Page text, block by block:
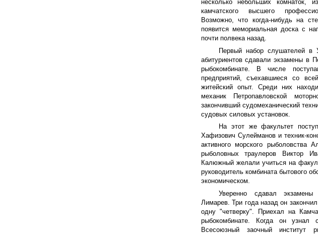
несколько небольших
камчатского высшего
Возможно, что когда-нибудь на
появится мемориальная доска с
почти полвека назад.
Первый набор слушателей в
абитуриентов сдавали экзамены в
рыбокомбинате. В числе
предприятий, съехавшиеся со
житейский опыт. Среди них
механик Петропавловской
закончивший судомеханический
судовых силовых установок.
На этот же факультет
Хафизович Сулейманов и техник-
активного морского рыболовства
рыболовных траулеров Виктор
Калюжный желали учиться на
руководитель комбината бытового
экономическом.
Уверенно сдавал экзамены
Лимарев. Три года назад он
одну "четверку". Приехал на
рыбокомбинате. Когда он
Всесоюзный заочный институт